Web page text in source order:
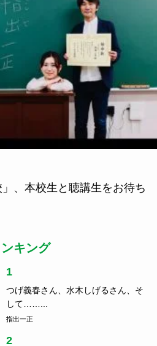
」、本校生と聴講生をお待ち
キング
1
つげ義春さん、水木しげるさん、そ
して……...
指出一正
2